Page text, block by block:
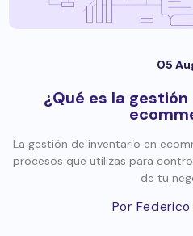
05
¿Qué es la
La gestión de inventario en
procesos que utilizas para
de tu
Por